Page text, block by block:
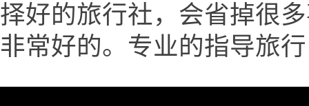
择好的旅行社，会省掉很
非常好的。专业的指导旅